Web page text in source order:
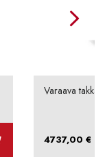
Varaava takka
4737,00 €